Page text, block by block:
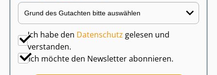
Ich habe den Datenschutz gelesen und
verstanden.
Ich möchte den Newsletter abonnieren.